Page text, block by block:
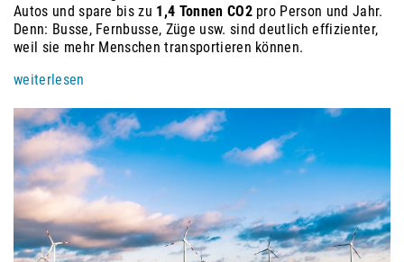
Autos und spare bis zu 1,4 Tonnen CO2pro Person und Jahr.
Denn: Busse, Fernbusse, Züge usw. sind deutlich effizienter,
weil sie mehr Menschen transportieren können.
weiterlesen